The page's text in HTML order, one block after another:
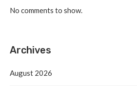
No comments to show.
Archives
August 2026